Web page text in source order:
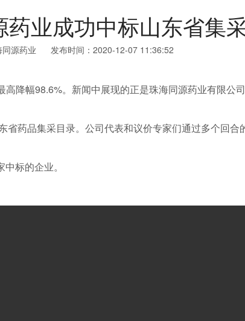
业成功中标山东省集
源药业 发布时间：2020-12-07 11:36:52
降幅98.6%。新闻中展现的正是珠海同源药业有限公
药品集采目录。公司代表和议价专家们通过多个回合
标的企业。